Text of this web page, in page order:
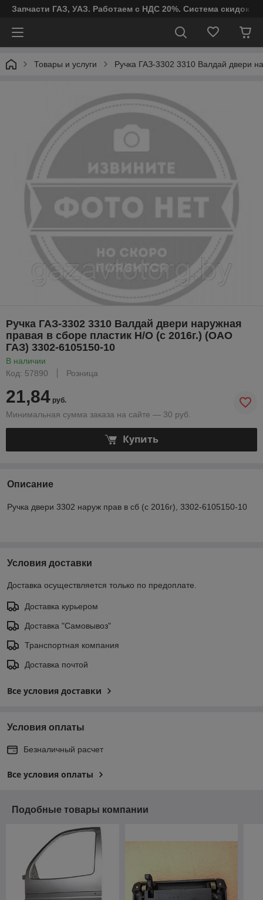
Запчасти ГАЗ, УАЗ. Работаем с НДС 20%. Система скидок
Товары и услуги Ручка ГАЗ-3302 3310 Валдай двери
Ручка ГАЗ-3302 3310 Валдай двери наружная
правая в сборе пластик Н/О (с 2016г.) (ОАО
ГАЗ) 3302-6105150-10
В наличии
Код: 57890
Розница
21,84 руб.
Минимальная сумма заказа на сайте — 30 руб.
Купить
Описание
Ручка двери 3302 наруж прав в сб (с 2016г), 3302-6105150-10
Условия доставки
Доставка осуществляется только по предоплате.
Доставка курьером
Доставка "Самовывоз"
Транспортная компания
Доставка почтой
Все условия доставки
Условия оплаты
Безналичный расчет
Все условия оплаты
Подобные товары компании